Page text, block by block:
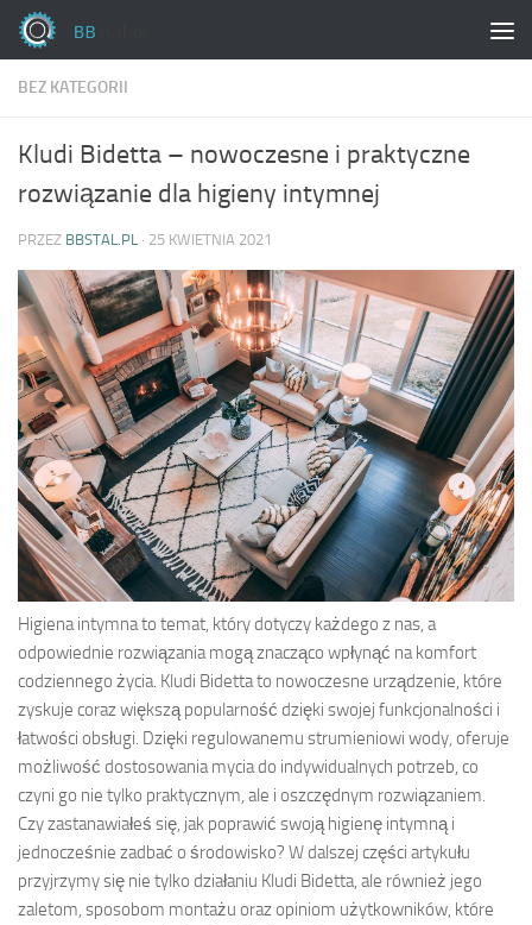
Skip to content
BEZ KATEGORII
Kludi Bidetta – nowoczesne i praktyczne
rozwiązanie dla higieny intymnej
PRZEZ BBSTAL.PL · 25 KWIETNIA 2021
Higiena intymna to temat, który dotyczy każdego z nas, a
odpowiednie rozwiązania mogą znacząco wpłynąć na komfort
codziennego życia. Kludi Bidetta to nowoczesne urządzenie, które
zyskuje coraz większą popularność dzięki swojej funkcjonalności i
łatwości obsługi. Dzięki regulowanemu strumieniowi wody, oferuje
możliwość dostosowania mycia do indywidualnych potrzeb, co
czyni go nie tylko praktycznym, ale i oszczędnym rozwiązaniem.
Czy zastanawiałeś się, jak poprawić swoją higienę intymną i
jednocześnie zadbać o środowisko? W dalszej części artykułu
przyjrzymy się nie tylko działaniu Kludi Bidetta, ale również jego
zaletom, sposobom montażu oraz opiniom użytkowników, które